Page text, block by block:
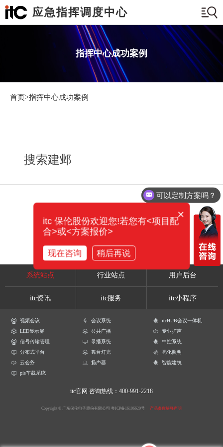
应急指挥调度中心
指挥中心成功案例
首页>指挥中心成功案例
搜索建邺
系统站点 行业站点 用户后台
itc资讯 itc服务 itc小程序
视频会议 会议系统
itcHUB会议一体机
LED显示屏
公共广播
专业扩声
信号传输管理
录播系统
中控系统
分布式平台
舞台灯光
亮化照明
云会务
扬声器
智能建筑
pis车载系统
itc官网 咨询热线：400-991-2218
Copyright © 广东保伦电子股份有限公司 粤ICP备16106620号 产品参数解释声明
可以定制方案吗？
×
itc 保伦股份欢迎您!若您有<项目配
合>或<方案报价>
现在咨询 稍后再说